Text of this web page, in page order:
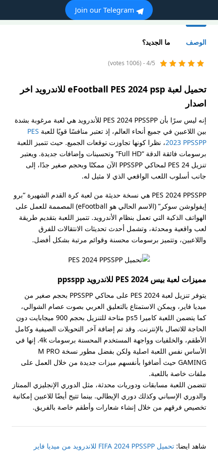
الوصف ما الجديد؟
4/5 - (1006 votes)
تحميل لعبة eFootball PES 2024 psp للاندروید اخر
اصدار
إنه ليس سرًا بأن PES 2024 PPSSPP للأندرويد هي لعبة مرغوبة بشدة
بين اللاعبين في جميع أنحاء العالم، إذ تعتبر منافسًا قويًا للعبة PES
2023 PPSSPP، نظرا كونها تجاوزت توقعات الجميع. حيث تتميز اللعبة
برسومات فائقة الدقة “Full HD” وتحسينات وإضافات جديدة. ويعتبر
تنزيل PES 24 لمحاكي PPSSPP الآن ممكنًا وبحجم صغير جدًا، إلى
جانب أسلوب اللعب الواقعي الذي لا مثيل له.
PES 2024 PPSSPP هي نسخة حديثة من لعبة كرة القدم الشهيرة “برو
إيفولوشن سوكر” (الاسم الحالي هو eFootball) المصممة للعمل على
الهواتف الذكية التي تعمل بنظام الأندرويد. تتميز اللعبة بتقديم طريقة
لعب واقعية ومحدثة، وتشمل أحدث تحديثات الانتقالات للفرق
واللاعبين، وتتميز برسومات محسنة وقوائم مرتبة بشكل أفضل.
مميزات لعبة بيس PES 2024 للاندرويد ppsspp
يتوفر تنزيل لعبة PES 2024 على محاكي PPSSPP بحجم صغير من
ميديا فاير، ويمكن الاستمتاع بالتعليق العربي بصوت عصام الشوالي،
كما يتضمن اللعبة كاميرا ps5 متاحة للتنزيل بحجم 900 ميجابايت دون
الحاجة للاتصال بالإنترنت. وقد تم إضافة آخر التحويلات الصيفية وكامل
الأطقم، والخلفيات وواجهة المستخدم المحسنة برسومات 4k. إنها في
الأساس نفس اللعبة اصلية ولكن بفضل مطور نسخة M PRO
GAMING حيث أضافوا بأنفسهم ميزات جديدة من خلال العمل على
ملفات خاصة باللعبة.
تتضمن اللعبة مسابقات ودوريات محدثة، مثل الدوري الإنجليزي الممتاز
والدوري الإسباني وكذلك دوري الإيطالي. بينما تتيح أيضًا للاعبين إمكانية
تخصيص فرقهم من خلال إنشاء شعارات وأطقم خاصة بالفريق.
شاهد ايضا: تحميل FIFA 2024 PPSSPP للاندرويد من ميديا فاير